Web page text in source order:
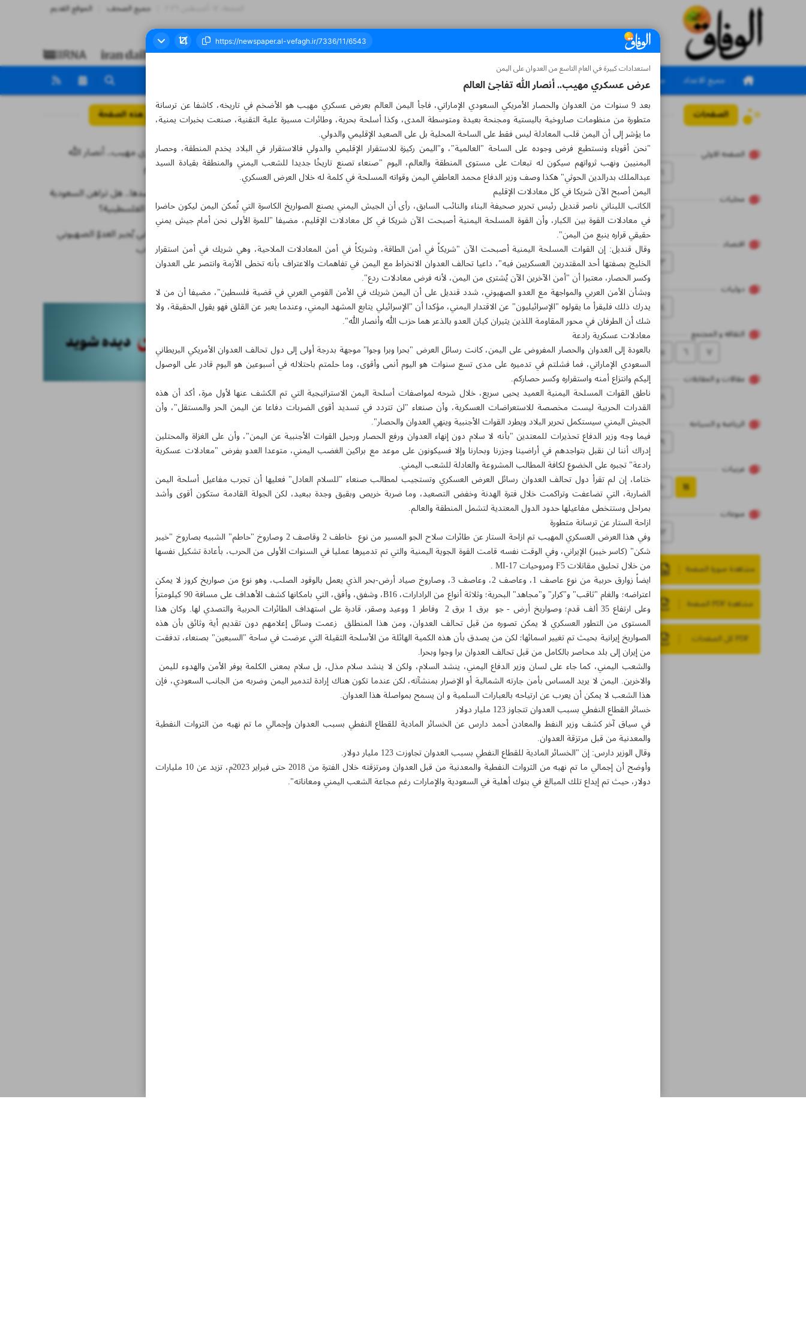
جميع الصحف الموقع القديم
جميع الاعداد جميع الملاحق
الصفحات
الصفحه الاولي
محلیات
۲
اقتصاد
۳
دولیات
٤
الثقاقه و المجتمع
٥ ٦ ۷
مقالات و المقابلات
۸
الریاضه و السیاحه
۹
عربیات
۱۱
منوعات
۱۲
مشاهدة صورة الصفحة
مشاهدة PDF الصفحة
PDF كل الصفحات
العدد سبعة آلاف وثلاثمائة وستة وثلاثون - ٢٥ سبتمبر ٢٠٢٣ مواضيع هذه الصفحة
عرض عسكري مهيب.. أنصار الله
تفاجئ العالم
لإنجاح مقاصدها.. هل تراهن السعودية
على القضية الفلسطينية؟
الجيش اللبناني يُجبر العدوّ الصهيوني
على الانسحاب
استعدادات كبيرة في العام التاسع من العدوان على اليمن
عرض عسكري مهيب.. أنصار الله تفاجئ العالم
بعد 9 سنوات من العدوان والحصار الأمريكي السعودي الإماراتي، فاجأ اليمن العالم بعرض عسكري مهيب هو الأضخم في تاريخه، كاشفا عن ترسانة
متطورة من منظومات صاروخية باليستية ومجنحة بعيدة ومتوسطة المدى، وكذا أسلحة بحرية، وطائرات مسيرة علية التقنية، صنعت بخبرات يمنية،
ما يؤشر إلى أن اليمن قلب المعادلة ليس فقط على الساحة المحلية بل على الصعيد الإقليمي والدولي.
"نحن أقوياء ونستطيع فرض وجوده على الساحة "العالمية"، و"اليمن ركيزة للاستقرار الإقليمي والدولي فالاستقرار في البلاد يخدم المنطقة، وحصار
اليمنيين ونهب ثرواتهم سيكون له تبعات على مستوى المنطقة والعالم، اليوم "صنعاء تصنع تاريخًا جديدا للشعب اليمني والمنطقة بقيادة السيد
عبدالملك بدرالدين الحوثي" هكذا وصف وزير الدفاع محمد العاطفي اليمن وقواته المسلحة في كلمة له خلال العرض العسكري.
اليمن أصبح الآن شريكا في كل معادلات الإقليم
الكاتب اللبناني ناصر قنديل رئيس تحرير صحيفة البناء والنائب السابق، رأى أن الجيش اليمني يصنع الصواريخ الكاسرة التي تُمكن اليمن ليكون حاضرا
في معادلات القوة بين الكبار، وأن القوة المسلحة اليمنية أصبحت الآن شريكا في كل معادلات الإقليم، مضيفا "للمرة الأولى نحن أمام جيش يمني
حقيقي قراره ينبع من اليمن".
وقال قنديل: إن القوات المسلحة اليمنية أصبحت الآن "شريكاً في أمن الطاقة، وشريكاً في أمن المعادلات الملاحية، وهي شريك في أمن استقرار
الخليج بصفتها أحد المقتدرين العسكريين فيه"، داعيا تحالف العدوان الانخراط مع اليمن في تفاهمات والاعتراف بأنه تخطى الأزمة وانتصر على العدوان
وكسر الحصار، معتبرا أن "أمن الآخرين الآن يُشترى من اليمن، لأنه فرض معادلات ردع".
وبشأن الأمن العربي والمواجهة مع العدو الصهيوني، شدد قنديل على أن اليمن شريك في الأمن القومي العربي في قضية فلسطين"، مضيفا أن من لا
يدرك ذلك فليقرأ ما يقولوه "الإسرائيليون" عن الاقتدار اليمني، مؤكدا أن "الإسرائيلي يتابع المشهد اليمني، وعندما يعبر عن القلق فهو يقول الحقيقة، ولا
شك أن الطرفان في محور المقاومة اللذين يثيران كيان العدو بالذعر هما حزب الله وأنصار الله".
معادلات عسكرية رادعة
بالعودة إلى العدوان والحصار المفروض على اليمن، كانت رسائل العرض "بحرا وبرا وجوا" موجهة بدرجة أولى إلى دول تحالف العدوان الأمريكي البريطاني
السعودي الإماراتي، فما فشلتم في تدميره على مدى تسع سنوات هو اليوم أنمى وأقوى، وما حلمتم باحتلاله في أسبوعين هو اليوم قادر على الوصول
إليكم وانتزاع أمنه واستقراره وكسر حصاركم.
ناطق القوات المسلحة اليمنية العميد يحيى سريع، خلال شرحه لمواصفات أسلحة اليمن الاستراتيجية التي تم الكشف عنها لأول مرة، أكد أن هذه
القدرات الحربية ليست مخصصة للاستعراضات العسكرية، وأن صنعاء "لن تتردد في تسديد أقوى الضربات دفاعا عن اليمن الحر والمستقل"، وأن
الجيش اليمني سيستكمل تحرير البلاد ويطرد القوات الأجنبية وينهي العدوان والحصار".
فيما وجه وزير الدفاع تحذيرات للمعتدين "بأنه لا سلام دون إنهاء العدوان ورفع الحصار ورحيل القوات الأجنبية عن اليمن"، وأن على الغزاة والمحتلين
إدراك أننا لن نقبل بتواجدهم في أراضينا وجزرنا وبحارنا وإلا فسيكونون على موعد مع براكين الغضب اليمني، متوعدا العدو بفرض "معادلات عسكرية
رادعة" تجبره على الخضوع لكافة المطالب المشروعة والعادلة للشعب اليمني.
ختاما، إن لم تقرأ دول تحالف العدوان رسائل العرض العسكري وتستجيب لمطالب صنعاء "للسلام العادل" فعليها أن تجرب مفاعيل أسلحة اليمن
الضاربة، التي تضاعفت وتراكمت خلال فترة الهدنة وخفض التصعيد، وما ضربة خريص وبقيق وجدة ببعيد، لكن الجولة القادمة ستكون أقوى وأشد
بمراحل وستتخطى مفاعيلها حدود الدول المعتدية لتشمل المنطقة والعالم.
ازاحة الستار عن ترسانة متطورة
وفي هذا العرض العسكري المهيب تم ازاحة الستار عن طائرات سلاح الجو المسير من نوع خاطف 2 وقاصف 2 وصاروخ "حاطم" الشبيه بصاروخ "خيبر
شكن" (كاسر خيبر) الإيراني، وفي الوقت نفسه قامت القوة الجوية اليمنية والتي تم تدميرها عمليا في السنوات الأولى من الحرب، بأعادة تشكيل نفسها
من خلال تحليق مقاتلات F5 ومروحيات MI-17 .
ايضاً زوارق حربية من نوع عاصف 1، وعاصف 2، وعاصف 3، وصاروخ صياد أرض-بحر الذي يعمل بالوقود الصلب، وهو نوع من صواريخ كروز لا يمكن
اعتراضه؛ والغام "ثاقب" و"كرار" و"مجاهد" البحرية؛ وثلاثة أنواع من الرادارات، B16، وشفق، وأفق، التي بامكانها كشف الأهداف على مسافة 90 كيلومتراً
وعلى ارتفاع 35 ألف قدم؛ وصواريخ أرض - جو برق 1 برق 2 وفاطر 1 ووعيد وصقر، قادرة على استهداف الطائرات الحربية والتصدي لها. وكان هذا
المستوى من التطور العسكري لا يمكن تصوره من قبل تحالف العدوان، ومن هذا المنطلق زعمت وسائل إعلامهم دون تقديم أية وثائق بأن هذه
الصواريخ إيرانية بحيث تم تغيير اسمائها؛ لكن من يصدق بأن هذه الكمية الهائلة من الأسلحة الثقيلة التي عرضت في ساحة "السبعين" بصنعاء، تدفقت
من إيران إلى بلد محاصر بالكامل من قبل تحالف العدوان برا وجوا وبحرا.
والشعب اليمني، كما جاء على لسان وزير الدفاع اليمني، ينشد السلام، ولكن لا ينشد سلام مذل، بل سلام بمعنى الكلمة يوفر الأمن والهدوء لليمن
والاخرين. اليمن لا يريد المساس بأمن جارته الشمالية أو الإضرار بمنشآته، لكن عندما تكون هناك إرادة لتدمير اليمن وضربه من الجانب السعودي، فإن
هذا الشعب لا يمكن أن يعرب عن ارتياحه بالعبارات السلمية و ان يسمح بمواصلة هذا العدوان.
خسائر القطاع النفطي بسبب العدوان تتجاوز 123 مليار دولار
في سياق آخر كشف وزير النفط والمعادن أحمد دارس عن الخسائر المادية للقطاع النفطي بسبب العدوان وإجمالي ما تم نهبه من الثروات النفطية
والمعدنية من قبل مرتزقة العدوان.
وقال الوزير دارس: إن "الخسائر المادية للقطاع النفطي بسبب العدوان تجاوزت 123 مليار دولار.
وأوضح أن إجمالي ما تم نهبه من الثروات النفطية والمعدنية من قبل العدوان ومرتزقته خلال الفترة من 2018 حتى فبراير 2023م، تزيد عن 10 مليارات
دولار، حيث تم إيداع تلك المبالغ في بنوك أهلية في السعودية والإمارات رغم مجاعة الشعب اليمني ومعاناته".